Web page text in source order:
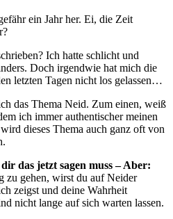
ein Jahr her. Ei, die Zeit
Ich hatte schlicht und
Doch irgendwie hat mich die
letzten Tagen nicht los gelassen…
das Thema Neid. Zum einen, weiß
ich immer authentischer meinen
dieses Thema auch ganz oft von
das jetzt sagen muss – Aber:
zu gehen, wirst du auf Neider
zeigst und deine Wahrheit
nicht lange auf sich warten lassen.